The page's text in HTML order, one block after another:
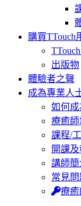
購買TTouch
出版物
體驗者之聲
成為專業人
如何成
療癒
課程/
開課
講師簡
常見問
療癒